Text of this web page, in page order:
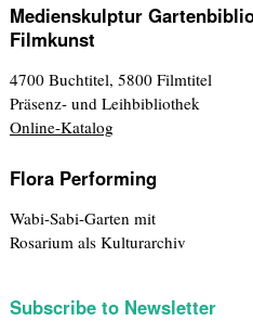
Medienskulptur
Filmkunst
4700 Buchtitel, 5800 Filmtitel
Präsenz- und Leihbibliothek
Online-Katalog
Flora Performing
Wabi-Sabi-Garten mit
Rosarium als Kulturarchiv
Subscribe to Newsletter